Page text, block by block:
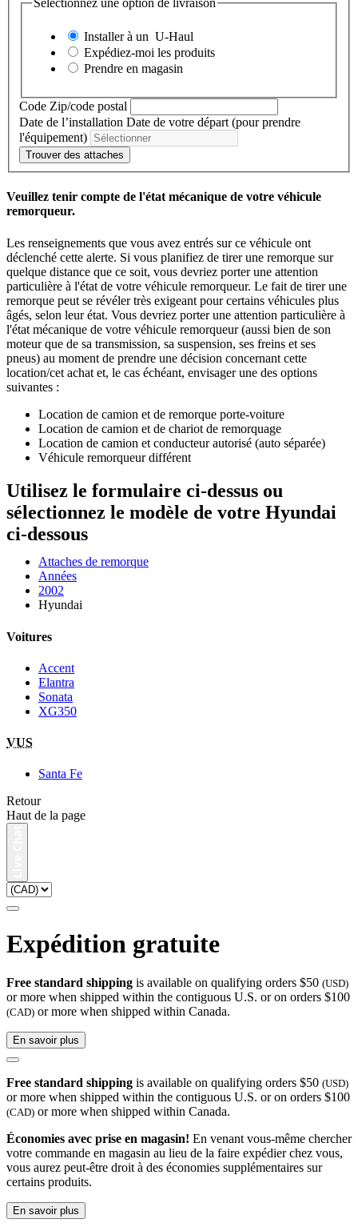
Sélectionnez une option de livraison
Installer à un U-Haul
Expédiez-moi les produits
Prendre en magasin
Code Zip/code postal
Date de l’installation Date de votre départ (pour prendre
l'équipement)
Trouver des attaches
Veuillez tenir compte de l'état mécanique de votre véhicule
remorqueur.
Les renseignements que vous avez entrés sur ce véhicule ont
déclenché cette alerte. Si vous planifiez de tirer une remorque sur
quelque distance que ce soit, vous devriez porter une attention
particulière à l'état de votre véhicule remorqueur. Le fait de tirer une
remorque peut se révéler très exigeant pour certains véhicules plus
âgés, selon leur état. Vous devriez porter une attention particulière à
l'état mécanique de votre véhicule remorqueur (aussi bien de son
moteur que de sa transmission, sa suspension, ses freins et ses
pneus) au moment de prendre une décision concernant cette
location/cet achat et, le cas échéant, envisager une des options
suivantes :
Location de camion et de remorque porte-voiture
Location de camion et de chariot de remorquage
Location de camion et conducteur autorisé (auto séparée)
Véhicule remorqueur différent
Utilisez le formulaire ci-dessus ou
sélectionnez le modèle de votre Hyundai
ci-dessous
Attaches de remorque
Années
2002
Hyundai
Voitures
Accent
Elantra
Sonata
XG350
VUS
Santa Fe
Retour
Haut de la page
Expédition gratuite
Free standard shipping is available on qualifying orders $50 (USD)
or more when shipped within the contiguous U.S. or on orders $100
(CAD) or more when shipped within Canada.
En savoir plus
Free standard shipping is available on qualifying orders $50 (USD)
or more when shipped within the contiguous U.S. or on orders $100
(CAD) or more when shipped within Canada.
Économies avec prise en magasin! En venant vous-même chercher
votre commande en magasin au lieu de la faire expédier chez vous,
vous aurez peut-être droit à des économies supplémentaires sur
certains produits.
En savoir plus